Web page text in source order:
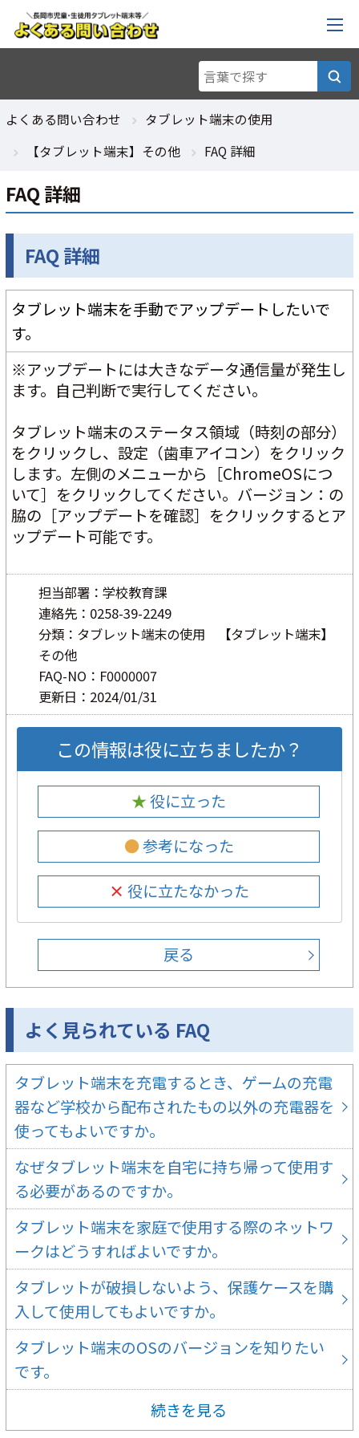
よくある問い合わせ
タブレット端末の使用
【タブレット端末】その他
FAQ 詳細
FAQ 詳細
FAQ 詳細
タブレット端末を手動でアップデートしたいで
す。
※アップデートには大きなデータ通信量が発生し
ます。自己判断で実行してください。
タブレット端末のステータス領域（時刻の部分）
をクリックし、設定（歯車アイコン）をクリック
します。左側のメニューから［ChromeOSにつ
いて］をクリックしてください。バージョン：の
脇の［アップデートを確認］をクリックするとア
ップデート可能です。
担当部署：学校教育課
連絡先：0258-39-2249
分類：タブレット端末の使用 【タブレット端末】
その他
FAQ-NO：F0000007
更新日：2024/01/31
この情報は役に立ちましたか？
★ 役に立った
● 参考になった
× 役に立たなかった
戻る
よく見られている FAQ
タブレット端末を充電するとき、ゲームの充電
器など学校から配布されたもの以外の充電器を
使ってもよいですか。
なぜタブレット端末を自宅に持ち帰って使用す
る必要があるのですか。
タブレット端末を家庭で使用する際のネットワ
ークはどうすればよいですか。
タブレットが破損しないよう、保護ケースを購
入して使用してもよいですか。
タブレット端末のOSのバージョンを知りたい
です。
続きを見る